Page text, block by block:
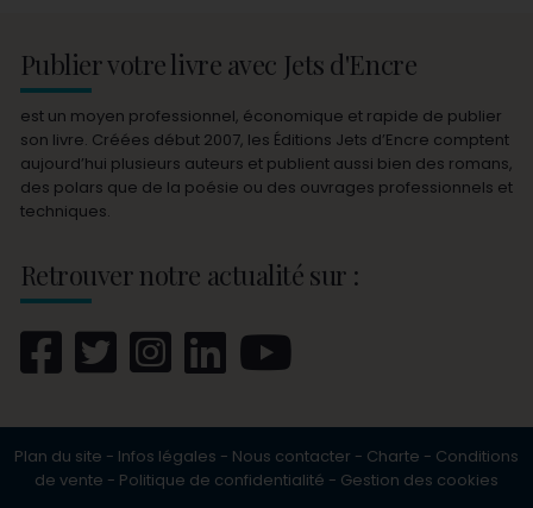
Publier votre livre avec Jets d'Encre
est un moyen professionnel, économique et rapide de publier
son livre. Créées début 2007, les Éditions Jets d’Encre comptent
aujourd’hui plusieurs auteurs et publient aussi bien des romans,
des polars que de la poésie ou des ouvrages professionnels et
techniques.
Retrouver notre actualité sur :
Plan du site - Infos légales - Nous contacter - Charte - Conditions
de vente - Politique de confidentialité - Gestion des cookies